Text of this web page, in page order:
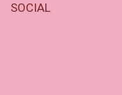
SOCIAL